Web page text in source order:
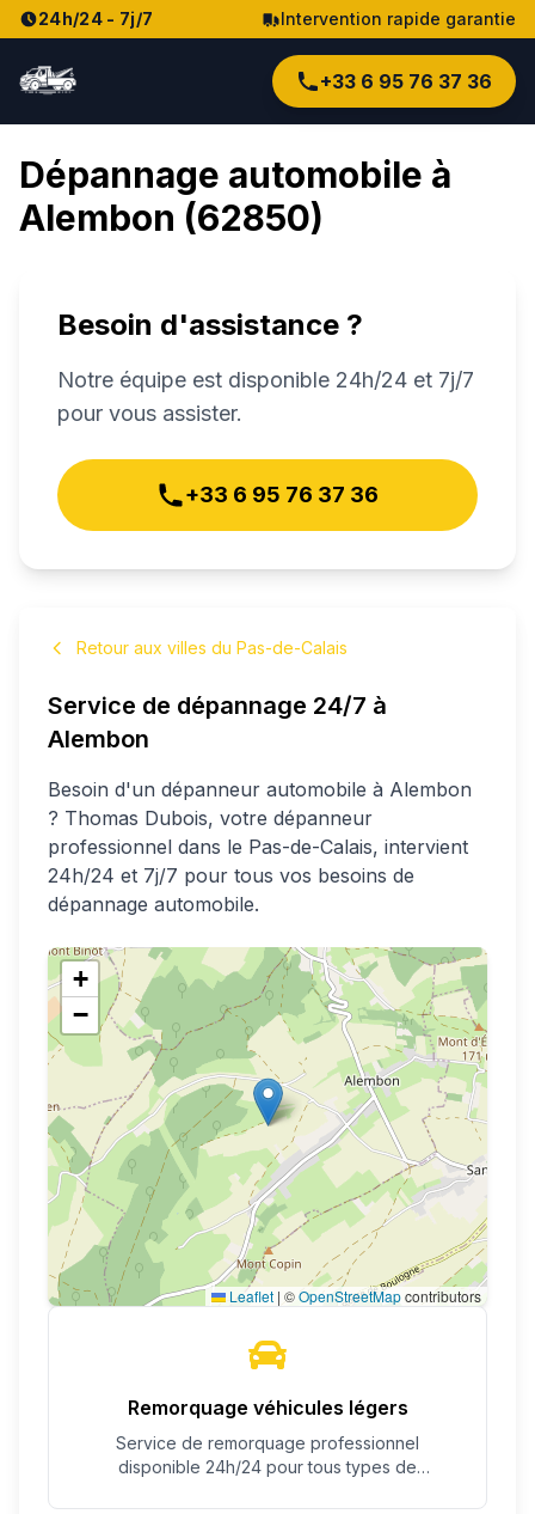
24h/24 - 7j/7 Intervention rapide garantie
+33 6 95 76 37 36
Dépannage automobile à
Alembon (62850)
Besoin d'assistance ?
Notre équipe est disponible 24h/24 et 7j/7
pour vous assister.
+33 6 95 76 37 36
Retour aux villes du Pas-de-Calais
Service de dépannage 24/7 à
Alembon
Besoin d'un dépanneur automobile à Alembon
? Thomas Dubois, votre dépanneur
professionnel dans le Pas-de-Calais, intervient
24h/24 et 7j/7 pour tous vos besoins de
dépannage automobile.
+
−
Leaflet | ©OpenStreetMapcontributors
Remorquage véhicules légers
Service de remorquage professionnel
disponible 24h/24 pour tous types de